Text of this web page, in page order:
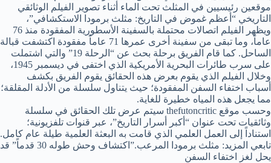
موقعين رئيسيين في المثلث تحت الماء أثناء تصوير الفيلم الوثائقي
التاريخي “أعظم غموض في التاريخ: مثلث برمودا الاستكشافي”،
ويظهر الفيلم اتصالات محتملة بالسفينة الأسطورية المفقودة منذ 76
عاماً، وما تبقى من سفينة أخرى عمرها 71 عاماً مفقودة اكتشفت قبالة
الساحل. كما قام الفريق برحلة بحث عن “الرحلة 19” والتي اشتملت
على سرب طائرات البحرية الأمريكية الذي اختفى في ديسمبر 1945،
وخلال الفيلم الذي يقوم بعرض هذه الحقائق يقوم الفريق بكشف
أسباب اختفاء السفن المفقودة؛ حيث يتناول سلسلة من الأدلة المقلقة؛
مما يجعل هذه المياه خطيرة للغاية.
وحسب موقع thefutoncritic سيتم عرض تلك الحقائق في سلسلة
وثائقيات تحت عنوان “أكبر أسرار التاريخ”، عبر قنوات تلفزيونية؛
استناداً إلى العمل العلمي الذي قامت به البعثة العلمية طيلة عام كامل.
تابعي المزيد: مثلث برمودا المرعب.”اكتشاف وحش طوله 30 قدماً” قد
يحل لغز اختفاء السفن